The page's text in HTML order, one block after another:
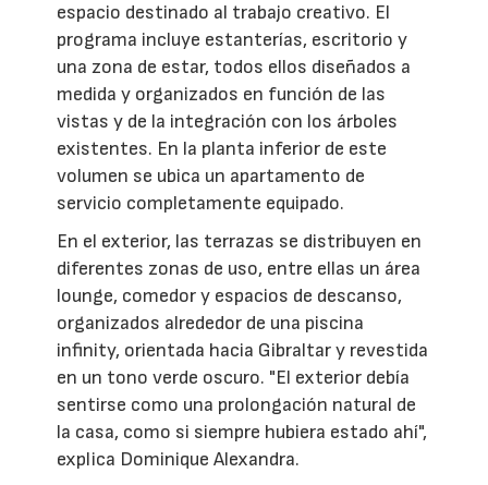
espacio destinado al trabajo creativo. El
programa incluye estanterías, escritorio y
una zona de estar, todos ellos diseñados a
medida y organizados en función de las
vistas y de la integración con los árboles
existentes. En la planta inferior de este
volumen se ubica un apartamento de
servicio completamente equipado.
En el exterior, las terrazas se distribuyen en
diferentes zonas de uso, entre ellas un área
lounge, comedor y espacios de descanso,
organizados alrededor de una piscina
infinity, orientada hacia Gibraltar y revestida
en un tono verde oscuro. "El exterior debía
sentirse como una prolongación natural de
la casa, como si siempre hubiera estado ahí",
explica Dominique Alexandra.